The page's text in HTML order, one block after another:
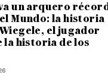
un arquero récord
Mundo: la historia
el jugador
la historia de los